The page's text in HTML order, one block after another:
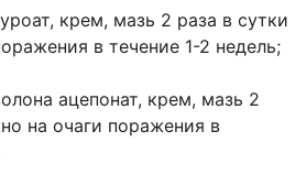
крем, мазь 2 раза в сутки
в течение 1-2 недель;
ацепонат, крем, мазь 2
на очаги поражения в